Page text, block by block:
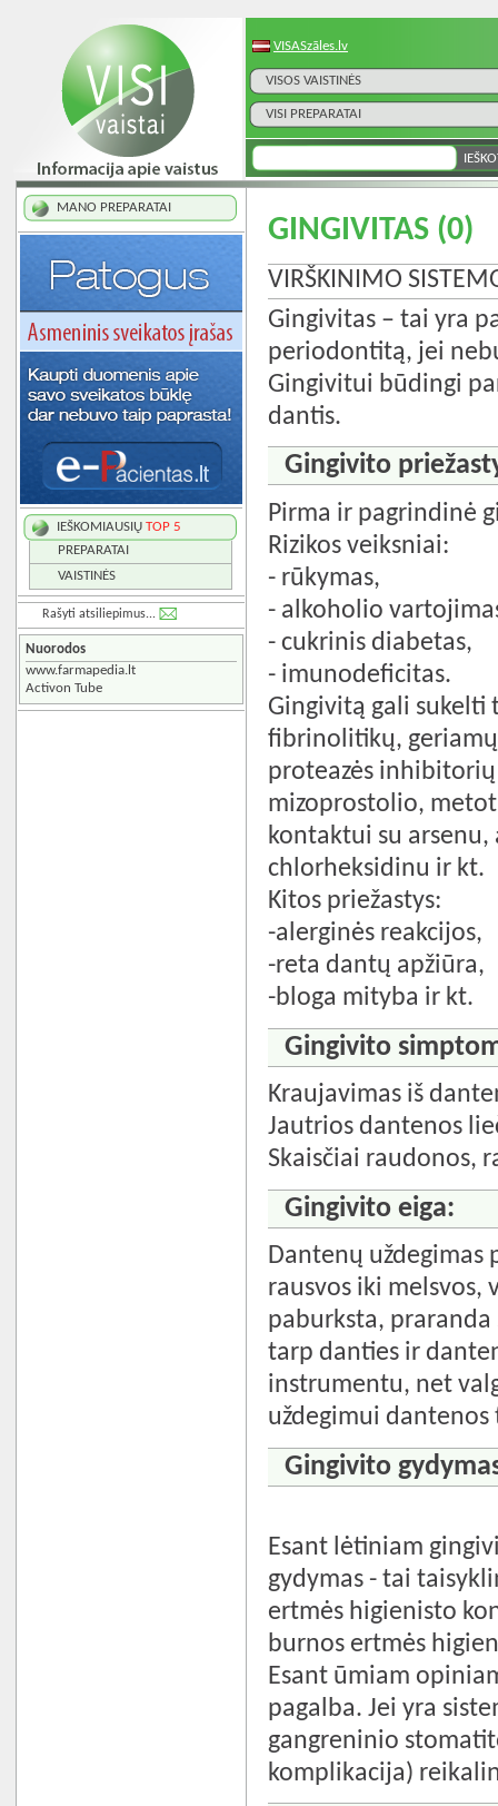
VISASzāles.lv
VISOS VAISTINĖS
VISI PREPARATAI
MANO PREPARATAI
IEŠKOMIAUSIŲ TOP 5
PREPARATAI
VAISTINĖS
Rašyti atsiliepimus...
Nuorodos
www.farmapedia.lt
Activon Tube
GINGIVITAS (0)
VIRŠKINIMO
Gingivitas – tai yra
periodontitą, jei
Gingivitui būdingi
dantis.
Gingivito
Pirma ir pagrindinė
Rizikos veiksniai:
- rūkymas,
- alkoholio
- cukrinis diabetas,
- imunodeficitas.
Gingivitą gali
fibrinolitikų,
proteazės
mizoprostolio,
kontaktui su
chlorheksidinu ir kt.
Kitos priežastys:
-alerginės reakcijos,
-reta dantų apžiūra,
-bloga mityba ir kt.
Gingivito
Kraujavimas iš
Jautrios dantenos
Skaisčiai raudonos,
Gingivito eiga:
Dantenų uždegimas
rausvos iki melsvos,
paburksta,
tarp danties ir
instrumentu, net
uždegimui
Gingivito
Esant lėtiniam
gydymas - tai
ertmės higienisto
burnos ertmės
Esant ūmiam
pagalba. Jei yra
gangreninio
komplikacija)